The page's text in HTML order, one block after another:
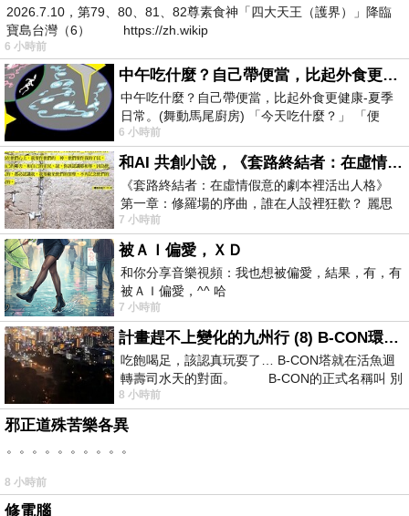
2026.7.10，第79、80、81、82尊素食神「四大天王（護界）」降臨
寶島台灣（6） https://zh.wikip
6 小時前
中午吃什麼？自己帶便當，比起外食更健康-夏季日常。(舞動馬尾廚房)
中午吃什麼？自己帶便當，比起外食更健康-夏季
日常。(舞動馬尾廚房) 「今天吃什麼？」 「便
當？麵？還是炒飯？」 每天都在選擇
6 小時前
和AI 共創小說，《套路終結者：在虛情假意的劇本裡活出人格》
《套路終結者：在虛情假意的劇本裡活出人格》
第一章：修羅場的序曲，誰在人設裡狂歡？ 麗思
卡爾頓酒店的總統套房內，燈光昏
7 小時前
被ＡＩ偏愛，ＸＤ
和你分享音樂視頻：我也想被偏愛，結果，有，有
被ＡＩ偏愛，^^ 哈
7 小時前
計畫趕不上變化的九州行 (8) B-CON環球塔
吃飽喝足，該認真玩耍了… B-CON塔就在活魚迴
轉壽司水天的對面。 B-CON的正式名稱叫 別
8 小時前
邪正道殊苦樂各異
。。。。。。。。。。
8 小時前
修電腦